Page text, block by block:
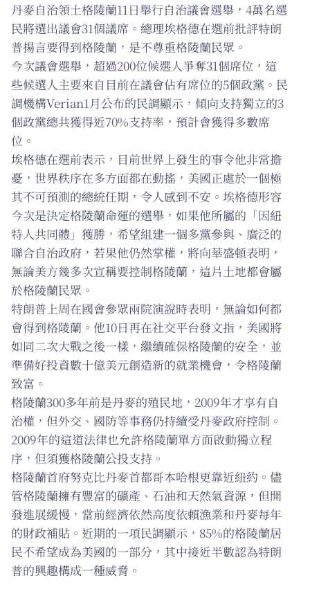
丹麥自治領土格陵蘭11日舉行自治議會選舉，4萬名選
民將選出議會31個議席。總理埃格德在選前批評特朗
普揚言要得到格陵蘭，是不尊重格陵蘭民眾。
今次議會選舉，超過200位候選人爭奪31個席位，這
些候選人主要來自目前在議會佔有席位的5個政黨。民
調機構Verian1月公布的民調顯示，傾向支持獨立的3
個政黨總共獲得近70%支持率，預計會獲得多數席
位。
埃格德在選前表示，目前世界上發生的事令他非常擔
憂，世界秩序在多方面都在動搖，美國正處於一個極
其不可預測的總統任期，令人感到不安。埃格德形容
今次是決定格陵蘭命運的選舉，如果他所屬的「因紐
特人共同體」獲勝，希望組建一個多黨參與、廣泛的
聯合自治政府，若果他仍然掌權，將向華盛頓表明，
無論美方幾多次宣稱要控制格陵蘭，這片土地都會屬
於格陵蘭民眾。
特朗普上周在國會參眾兩院演說時表明，無論如何都
會得到格陵蘭。他10日再在社交平台發文指，美國將
如同二次大戰之後一樣，繼續確保格陵蘭的安全，並
準備好投資數十億美元創造新的就業機會，令格陵蘭
致富。
格陵蘭300多年前是丹麥的殖民地，2009年才享有自
治權，但外交、國防等事務仍持續受丹麥政府控制。
2009年的這道法律也允許格陵蘭單方面啟動獨立程
序，但須獲格陵蘭公投支持。
格陵蘭首府努克比丹麥首都哥本哈根更靠近紐約。儘
管格陵蘭擁有豐富的礦產、石油和天然氣資源，但開
發進展緩慢，當前經濟依然高度依賴漁業和丹麥每年
的財政補貼。近期的一項民調顯示，85%的格陵蘭居
民不希望成為美國的一部分，其中接近半數認為特朗
普的興趣構成一種威脅。